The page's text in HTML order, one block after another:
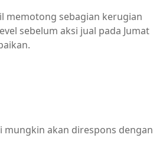
memotong sebagian kerugian
sebelum aksi jual pada Jumat
akan direspons dengan